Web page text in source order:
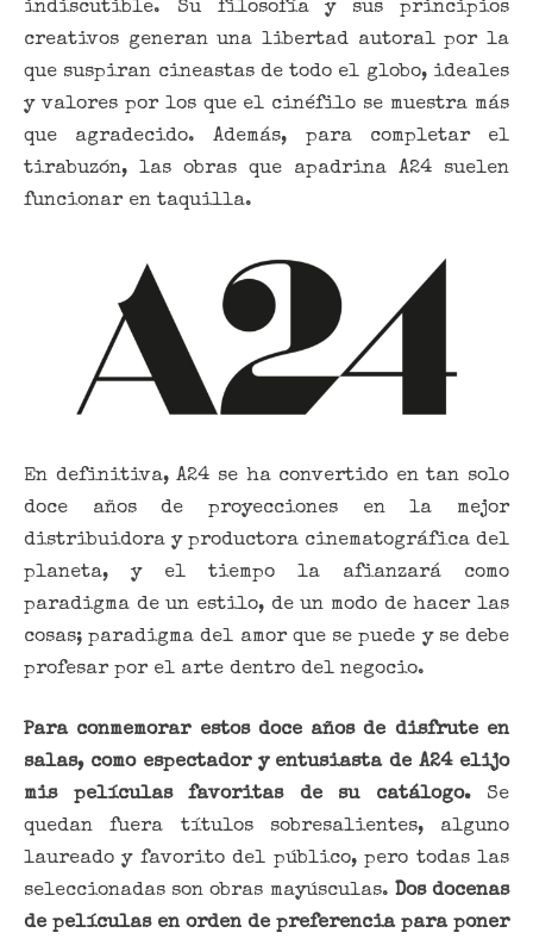
indiscutible. Su filosofía y sus principios
creativos generan una libertad autoral por la
que suspiran cineastas de todo el globo, ideales
y valores por los que el cinéfilo se muestra más
que agradecido. Además, para completar el
tirabuzón, las obras que apadrina A24 suelen
funcionar en taquilla.
En definitiva, A24 se ha convertido en tan solo
doce años de proyecciones en la mejor
distribuidora y productora cinematográfica del
planeta, y el tiempo la afianzará como
paradigma de un estilo, de un modo de hacer las
cosas; paradigma del amor que se puede y se debe
profesar por el arte dentro del negocio.
Para conmemorar estos doce años de disfrute en
salas, como espectador y entusiasta de A24 elijo
mis películas favoritas de su catálogo.Se
quedan fuera títulos sobresalientes, alguno
laureado y favorito del público, pero todas las
seleccionadas son obras mayúsculas. Dos docenas
de películas en orden de preferencia para poner